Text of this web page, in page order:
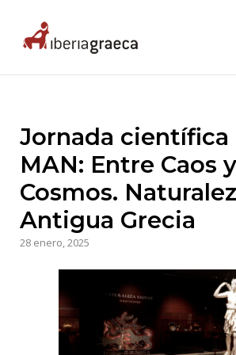
content
Home
Jornada científica
MAN: Entre Caos y
Cosmos.
Antigua Grecia
28 enero, 2025